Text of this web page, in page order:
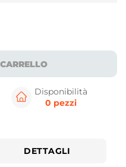
Disponibilità
0 pezzi
DETTAGLI